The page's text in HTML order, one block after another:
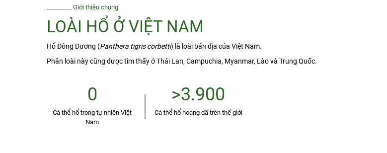
Giới thiệu chung
LOÀI HỔ Ở VIỆT NAM
Hổ Đông Dương (Panthera tigris corbetti) là loài bản địa của Việt Nam.
Phân loài này cũng được tìm thấy ở Thái Lan, Campuchia, Myanmar, Lào và Trung Quốc.
0
Cá thể hổ trong tự nhiên Việt
Nam
>3.900
Cá thể hổ hoang dã trên thế giới